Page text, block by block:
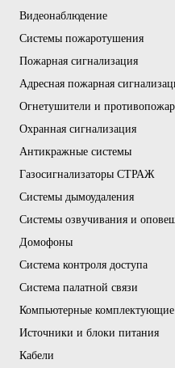
Видеонаблюдение
Системы пожаротушения
Пожарная сигнализация
Адресная пожарная
Огнетушители и
Охранная сигнализация
Антикражные системы
Газосигнализаторы СТРАЖ
Системы дымоудаления
Системы озвучивания и
Домофоны
Система контроля доступа
Система палатной связи
Компьютерные комплектующие
Источники и блоки питания
Кабели